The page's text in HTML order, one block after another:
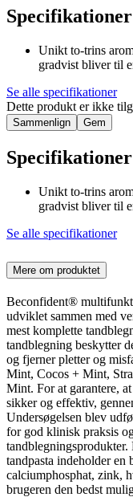
Specifikationer
Unikt to-trins
gradvist bliver til
Se alle specifikationer
Dette produkt er ikke
Sammenlign Gem
Specifikationer
Unikt to-trins
gradvist bliver til
Se alle specifikationer
Mere om produktet
Beconfident®
udviklet sammen med
mest komplette
tandblegning beskytter
og fjerner pletter og
Mint, Cocos + Mint,
Mint. For at garantere,
sikker og effektiv,
Undersøgelsen blev
for god klinisk praksis
tandpasta indeholder
calciumphosphat, zink,
brugeren den bedst